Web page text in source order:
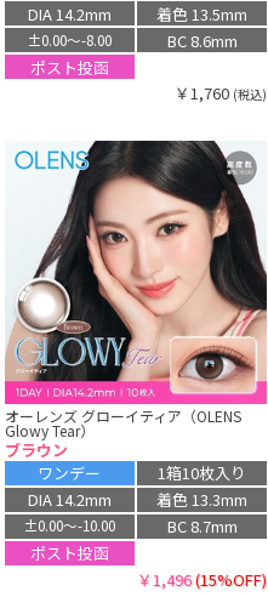
DIA 14.2mm
着色 13.5mm
±0.00〜-8.00
BC 8.6mm
ポスト投函
￥1,760 (税込)
オーレンズ グローイティア（OLENS
Glowy Tear）
ブラウン
ワンデー
1箱10枚入り
DIA 14.2mm
着色 13.3mm
±0.00〜-10.00
BC 8.7mm
ポスト投函
￥1,496(15%OFF)